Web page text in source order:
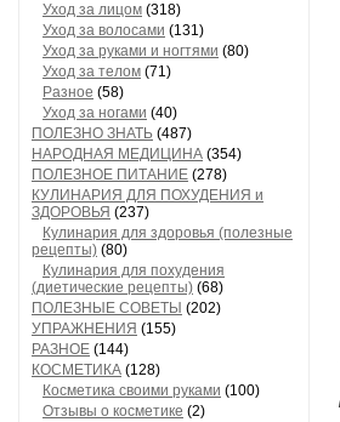
Уход за лицом (318)
Уход за волосами (131)
Уход за руками и ногтями (80)
Уход за телом (71)
Разное (58)
Уход за ногами (40)
ПОЛЕЗНО ЗНАТЬ (487)
НАРОДНАЯ МЕДИЦИНА (354)
ПОЛЕЗНОЕ ПИТАНИЕ (278)
КУЛИНАРИЯ ДЛЯ ПОХУДЕНИЯ и
ЗДОРОВЬЯ (237)
Кулинария для здоровья (полезные
рецепты) (80)
Кулинария для похудения
(диетические рецепты) (68)
ПОЛЕЗНЫЕ СОВЕТЫ (202)
УПРАЖНЕНИЯ (155)
РАЗНОЕ (144)
КОСМЕТИКА (128)
Косметика своими руками (100)
Отзывы о косметике (2)